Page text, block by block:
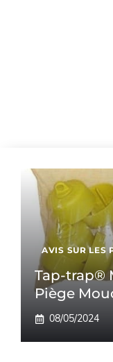
AVIS SUR LES
Tap-trap®
Piège
08/05/2024